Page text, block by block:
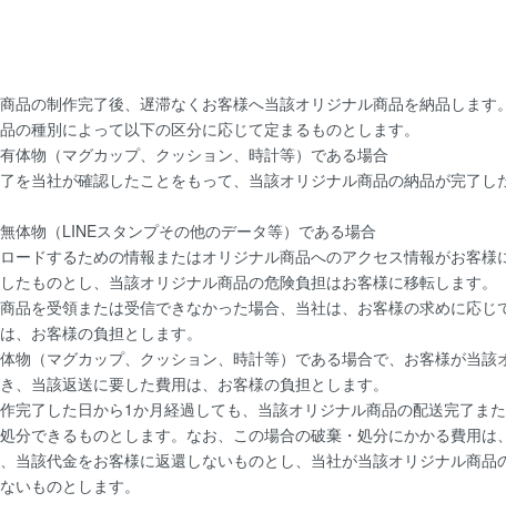
品の制作完了後、遅滞なくお客様へ当該オリジナル商品を納品しま
の種別によって以下の区分に応じて定まるものとします。
体物（マグカップ、クッション、時計等）である場合
を当社が確認したことをもって、当該オリジナル商品の納品が完了
体物（LINEスタンプその他のデータ等）である場合
ードするための情報またはオリジナル商品へのアクセス情報がお客
たものとし、当該オリジナル商品の危険負担はお客様に移転します。
品を受領または受信できなかった場合、当社は、お客様の求めに応
、お客様の負担とします。
物（マグカップ、クッション、時計等）である場合で、お客様が当
、当該返送に要した費用は、お客様の負担とします。
完了した日から1か月経過しても、当該オリジナル商品の配送完了ま
分できるものとします。なお、この場合の破棄・処分にかかる費用
当該代金をお客様に返還しないものとし、当社が当該オリジナル商
いものとします。